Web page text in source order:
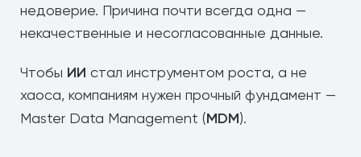
недоверие. Причина почти всегда одна —
некачественные и несогласованные данные.
Чтобы ИИстал инструментом роста, а не
хаоса, компаниям нужен прочный фундамент —
Master Data Management (MDM).